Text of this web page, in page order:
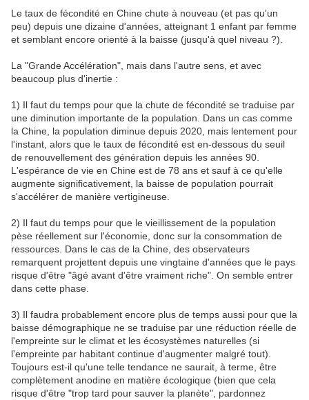
Le taux de fécondité en Chine chute à nouveau (et pas qu'un
peu) depuis une dizaine d'années, atteignant 1 enfant par femme
et semblant encore orienté à la baisse (jusqu'à quel niveau ?).
La "Grande Accélération", mais dans l'autre sens, et avec
beaucoup plus d'inertie :
1) Il faut du temps pour que la chute de fécondité se traduise par
une diminution importante de la population. Dans un cas comme
la Chine, la population diminue depuis 2020, mais lentement pour
l'instant, alors que le taux de fécondité est en-dessous du seuil
de renouvellement des génération depuis les années 90.
L'espérance de vie en Chine est de 78 ans et sauf à ce qu'elle
augmente significativement, la baisse de population pourrait
s'accélérer de manière vertigineuse.
2) Il faut du temps pour que le vieillissement de la population
pèse réellement sur l'économie, donc sur la consommation de
ressources. Dans le cas de la Chine, des observateurs
remarquent projettent depuis une vingtaine d'années que le pays
risque d'être "âgé avant d'être vraiment riche". On semble entrer
dans cette phase.
3) Il faudra probablement encore plus de temps aussi pour que la
baisse démographique ne se traduise par une réduction réelle de
l'empreinte sur le climat et les écosystèmes naturelles (si
l'empreinte par habitant continue d'augmenter malgré tout).
Toujours est-il qu'une telle tendance ne saurait, à terme, être
complètement anodine en matière écologique (bien que cela
risque d'être "trop tard pour sauver la planète", pardonnez